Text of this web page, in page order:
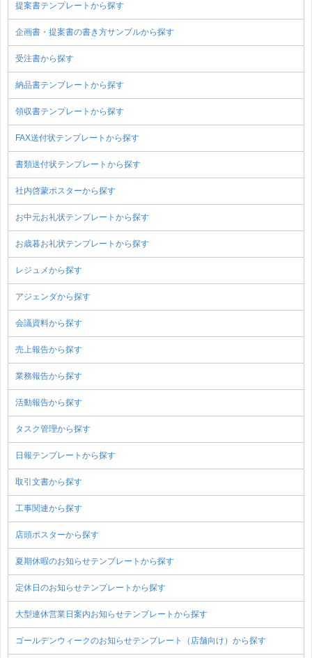
提案書テンプレートから探す
企画書・提案書の書き方サンプルから探す
受注書から探す
納品書テンプレートから探す
領収書テンプレートから探す
FAX送付状テンプレートから探す
書類送付状テンプレートから探す
社内啓蒙ポスターから探す
お中元お礼状テンプレートから探す
お歳暮お礼状テンプレートから探す
レジュメから探す
アジェンダから探す
会議資料から探す
売上報告から探す
業務報告から探す
活動報告から探す
タスク管理から探す
日報テンプレートから探す
取引文書から探す
工事関連から探す
店頭ポスターから探す
夏期休暇のお知らせテンプレートから探す
定休日のお知らせテンプレートから探す
大型連休営業日案内お知らせテンプレートから探す
ゴールデンウィークのお知らせテンプレート（店舗向け）から探す